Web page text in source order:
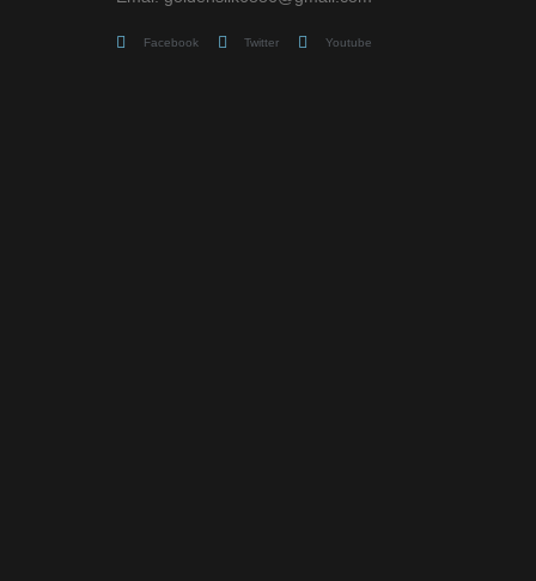
Facebook Twitter Youtube